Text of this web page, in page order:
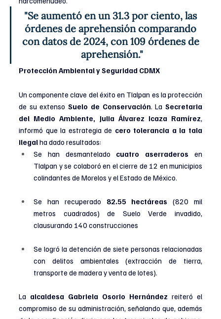
"Se aumentó en un 31.3 por ciento, las
órdenes de aprehensión comparando
con datos de 2024, con 109 órdenes de
aprehensión."
Protección Ambiental y Seguridad CDMX
Un componente clave del éxito en Tlalpan es la protección
de su extenso Suelo de Conservación. La Secretaria
del Medio Ambiente, Julia Álvarez Icaza Ramírez,
informó que la estrategia de cero tolerancia a la tala
ilegal ha dado resultados:
Se han desmantelado cuatro aserraderos en
Tlalpan y se colaboró en el cierre de 12 en municipios
colindantes de Morelos y el Estado de México.
Se han recuperado 82.55 hectáreas (820 mil
metros cuadrados) de Suelo Verde invadido,
clausurando 140 construcciones
Se logró la detención de siete personas relacionadas
con delitos ambientales (extracción de tierra,
transporte de madera y venta de lotes).
La alcaldesa Gabriela Osorio Hernández reiteró el
compromiso de su administración, señalando que, además